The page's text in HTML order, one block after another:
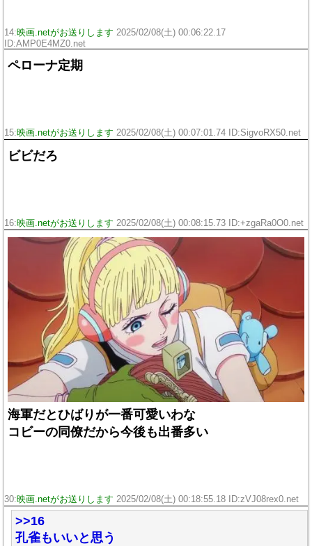
14:映画.netがお送りします 2025/02/08(土) 00:06:22.17
ID:AMP0E4MZ0.net
ペローナ定期
15:映画.netがお送りします 2025/02/08(土) 00:07:01.74 ID:SigvoRX50.net
ビビだろ
16:映画.netがお送りします 2025/02/08(土) 00:08:15.73 ID:+zgaRa0O0.net
海軍だとひばりが一番可愛いわな
コビーの同僚だから今後も出番多い
30:映画.netがお送りします 2025/02/08(土) 00:18:55.18 ID:zVJ08rex0.net
>>16
孔雀もいいと思う